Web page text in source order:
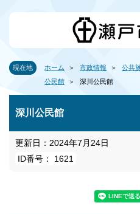
現在地 ホーム 市政情報 公共
公民館
深川公民館
深川公民館
更新日：2024年7月24日
ID番号： 1621